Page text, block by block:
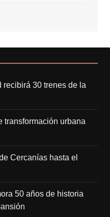
recibirá 30 trenes de la
transformación urbana
Cercanías hasta el
50 años de historia